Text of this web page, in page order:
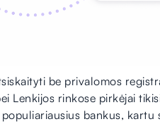
be privalomos
Lenkijos rinkose pirkėjai
bankus, kartu